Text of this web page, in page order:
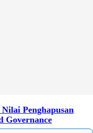
Penghapusan
Governance